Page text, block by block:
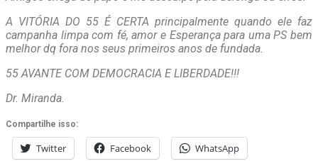
A VITÓRIA DO 55 É CERTA principalmente quando ele faz
campanha limpa com fé, amor e Esperança para uma PS bem
melhor dq fora nos seus primeiros anos de fundada.
55 AVANTE COM DEMOCRACIA E LIBERDADE!!!
Dr. Miranda.
Compartilhe isso:
Twitter Facebook WhatsApp